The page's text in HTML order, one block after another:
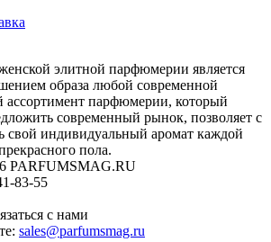
элитной парфюмерии является
образа любой современной
парфюмерии, который
современный рынок, позволяет с
свой индивидуальный аромат каждой
пола.
PARFUMSMAG.RU
83-55
с нами
sales@parfumsmag.ru